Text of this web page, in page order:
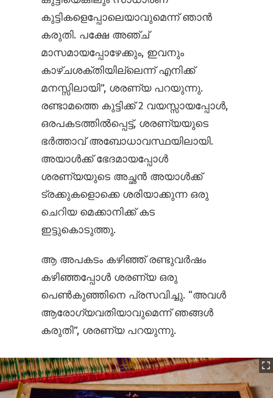
കുട്ടികളെപ്പോലെയാവുമെന്ന് ഞാൻ
കരുതി. പക്ഷേ അഞ്ച്
മാസമായപ്പോഴേക്കും, ഇവനും
കാഴ്ചശക്തിയില്ലെന്ന് എനിക്ക്
മനസ്സിലായി”, ശരണ്യ പറയുന്നു.
രണ്ടാമത്തെ കുട്ടിക്ക് 2 വയസ്സായപ്പോൾ,
ഒരപകടത്തിൽ‌പ്പെട്ട്, ശരണ്യയുടെ
ഭർത്താവ് അബോധാവസ്ഥയിലായി.
അയാൾക്ക് ഭേദമായപ്പോൾ
ശരണ്യയുടെ അച്ഛൻ അയാൾക്ക്
ട്രക്കുകളൊക്കെ ശരിയാക്കുന്ന ഒരു
ചെറിയ മെക്കാനിക്ക് കട
ഇട്ടുകൊടുത്തു.
ആ അപകടം കഴിഞ്ഞ് രണ്ടുവർഷം
കഴിഞ്ഞപ്പോൾ ശരണ്യ ഒരു
പെൺകുഞ്ഞിനെ പ്രസവിച്ചു. “അവൾ
ആരോഗ്യവതിയാവുമെന്ന് ഞങ്ങൾ
കരുതി”, ശരണ്യ പറയുന്നു.